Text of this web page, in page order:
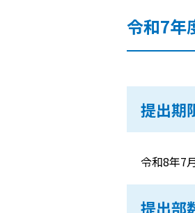
令和7年
提出期
令和8年7
提出部